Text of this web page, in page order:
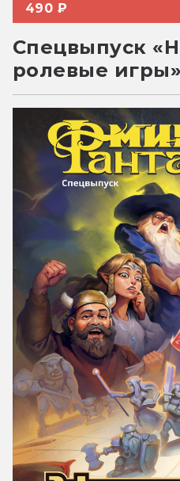
490 ₽
Спецвыпуск
ролевые игры»